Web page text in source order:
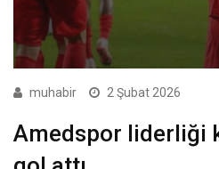
muhabir 2 Şubat 2026
Amedspor liderliği